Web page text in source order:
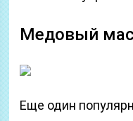
Медовый
Еще один